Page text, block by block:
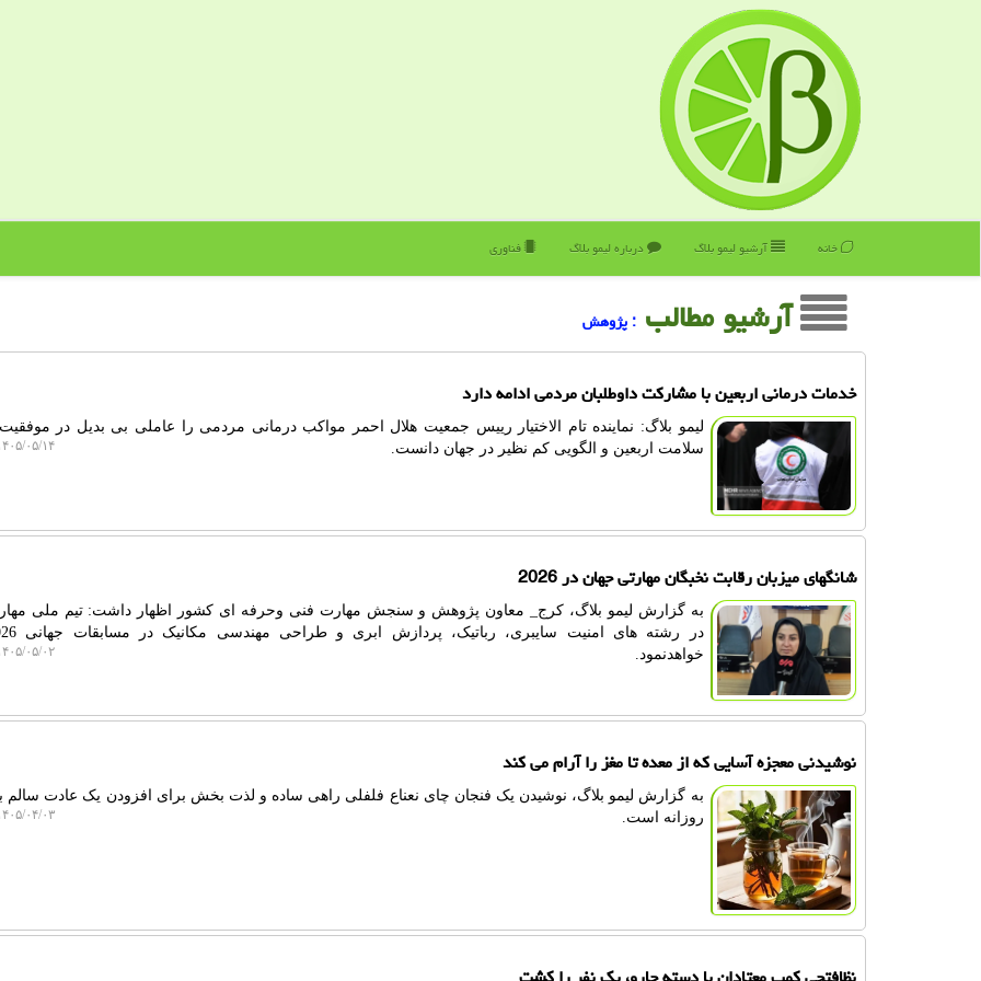
خانه آرشیو لیمو بلاگ درباره لیمو بلاگ فناوری
آرشیو مطالب : پژوهش
خدمات درمانی اربعین با مشارکت داوطلبان مردمی ادامه دارد
لیمو بلاگ: نماینده تام الاختیار رییس جمعیت هلال احمر مواکب درمانی مردمی را عاملی بی بدیل در
سلامت اربعین و الگویی کم نظیر در جهان دانست.
۱۴۰۵/۰۵/۱۴
شانگهای میزبان رقابت نخبگان مهارتی جهان در 2026
به گزارش لیمو بلاگ، کرج_ معاون پژوهش و سنجش مهارت فنی وحرفه ای کشور اظهار داشت: تیم ملی
خواهدنمود. ۱۴۰۵/۰۵/۰۲
نوشیدنی معجزه آسایی که از معده تا مغز را آرام می کند
به گزارش لیمو بلاگ، نوشیدن یک فنجان چای نعناع فلفلی راهی ساده و لذت بخش برای افزودن یک عادت سالم
روزانه است.
۱۴۰۵/۰۴/۰۳